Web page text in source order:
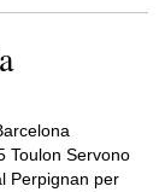
Toulon Servono
Perpignan per